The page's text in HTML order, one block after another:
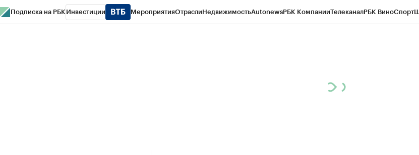
Подписка на РБК Инвестиции МероприятияОтраслиНедвижимостьAutonewsРБК КомпанииТелеканалРБК ВиноСпорт